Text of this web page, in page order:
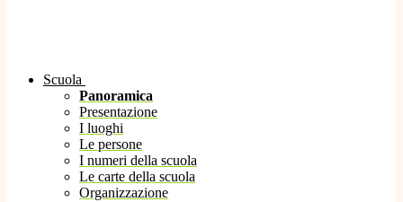
Scuola
Panoramica
Presentazione
I luoghi
Le persone
I numeri della scuola
Le carte della scuola
Organizzazione